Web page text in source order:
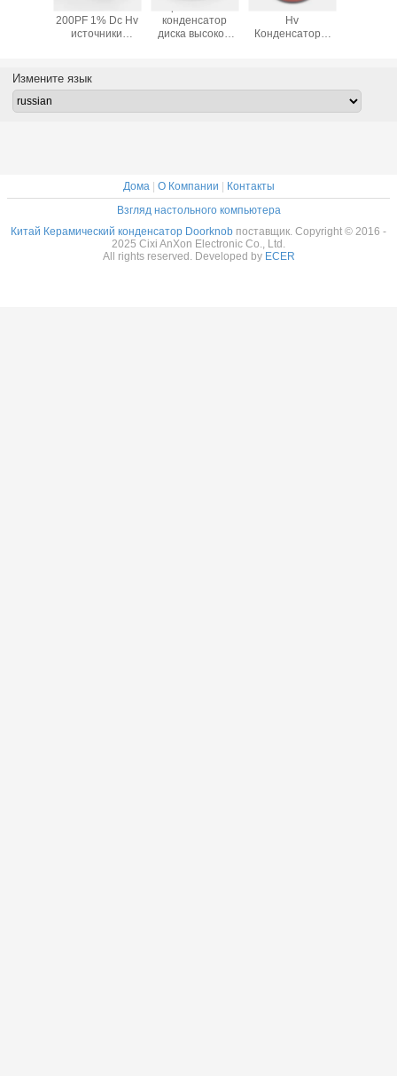
Конденсаторы
высоковольтных
50KV 600PF
N4700
конденсатор
высокого
AXCT8GE40602K2D1B
CT8G 100KV
1000PF
Капацитивный
конденсатор
AXCT8GD30102KAD3B
Измените язык
Дома| О Компании
Контакты
Взгляд настольного компьютера
Китай Керамический конденсатор Doorknob поставщик. Copyright © 2016 -
2025 Cixi AnXon Electronic Co., Ltd.
All rights reserved. Developed by ECER